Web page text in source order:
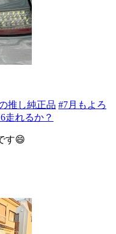
推し純正品 #7月もよろ
走れるか？
す😄